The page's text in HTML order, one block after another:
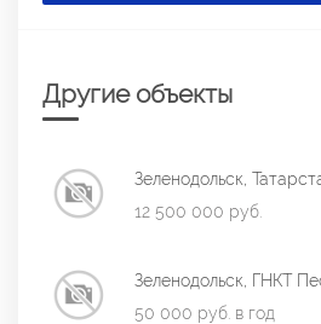
Другие объекты
Зеленодольск,
12 500 000 руб.
Зеленодольск, ГНКТ
50 000 руб. в год